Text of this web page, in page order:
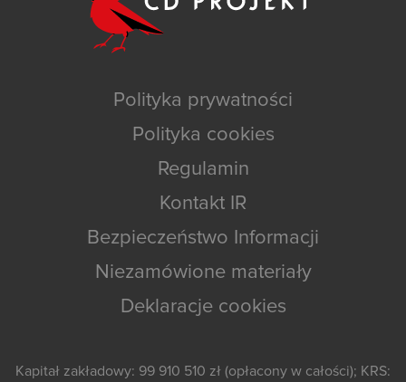
Polityka prywatności
Polityka cookies
Regulamin
Kontakt IR
Bezpieczeństwo Informacji
Niezamówione materiały
Deklaracje cookies
Kapitał zakładowy: 99 910 510 zł (opłacony w całości); KRS: